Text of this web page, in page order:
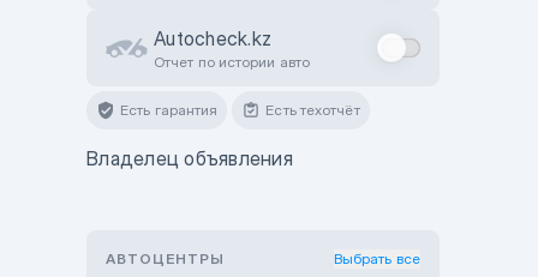
Autocheck.kz
Отчет по истории авто
Есть гарантия Есть техотчёт
Владелец объявления
АВТОЦЕНТРЫ Выбрать все